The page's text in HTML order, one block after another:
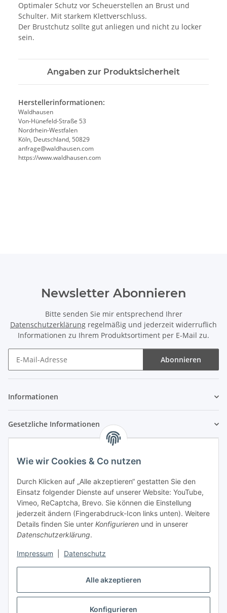
Alle akzeptieren
Konfigurieren
Wie wir Cookies & Co nutzen
Durch Klicken auf „Alle akzeptieren“ gestatten Sie den
Einsatz folgender Dienste auf unserer Website: YouTube,
Vimeo, ReCaptcha, Brevo. Sie können die Einstellung
jederzeit ändern (Fingerabdruck-Icon links unten). Weitere
Details finden Sie unter Konfigurieren und in unserer
Datenschutzerklärung.
Impressum Datenschutz
Optimaler Schutz vor Scheuerstellen an Brust und
Schulter. Mit starkem Klettverschluss.
Der Brustchutz sollte gut anliegen und nicht zu locker
sein.
Angaben zur Produktsicherheit
Herstellerinformationen:
Waldhausen
Von-Hünefeld-Straße 53
Nordrhein-Westfalen
Köln, Deutschland, 50829
anfrage@waldhausen.com
https://www.waldhausen.com
Newsletter Abonnieren
Bitte senden Sie mir entsprechend Ihrer
Datenschutzerklärung regelmäßig und jederzeit widerruflich
Informationen zu Ihrem Produktsortiment per E-Mail zu.
Abonnieren
Informationen
Gesetzliche Informationen
Vertrag widerrufen